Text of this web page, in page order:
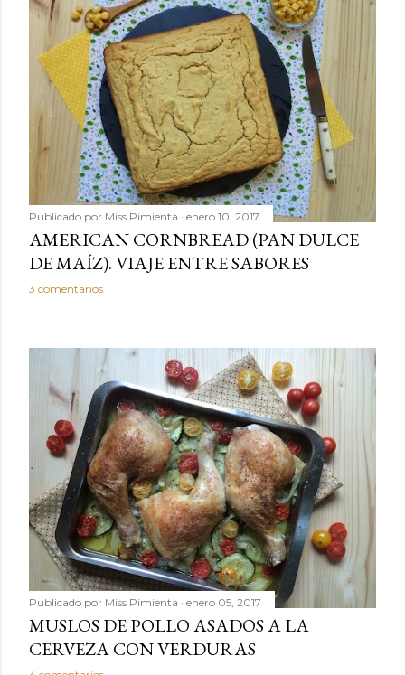
Publicado por Miss Pimienta enero 10, 2017
AMERICAN CORNBREAD (PAN DULCE
DE MAÍZ). VIAJE ENTRE SABORES
3 comentarios
Publicado por Miss Pimienta enero 05, 2017
MUSLOS DE POLLO ASADOS A LA
CERVEZA CON VERDURAS